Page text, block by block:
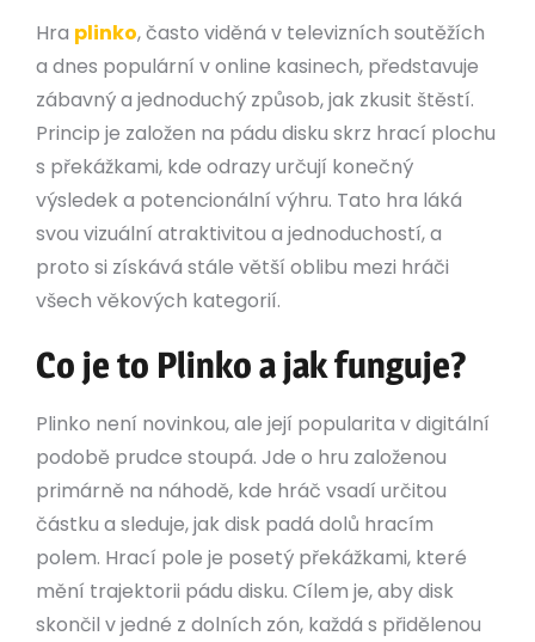
Hra plinko, často viděná v televizních soutěžích
a dnes populární v online kasinech, představuje
zábavný a jednoduchý způsob, jak zkusit štěstí.
Princip je založen na pádu disku skrz hrací plochu
s překážkami, kde odrazy určují konečný
výsledek a potencionální výhru. Tato hra láká
svou vizuální atraktivitou a jednoduchostí, a
proto si získává stále větší oblibu mezi hráči
všech věkových kategorií.
Co je to Plinko a jak funguje?
Plinko není novinkou, ale její popularita v digitální
podobě prudce stoupá. Jde o hru založenou
primárně na náhodě, kde hráč vsadí určitou
částku a sleduje, jak disk padá dolů hracím
polem. Hrací pole je posetý překážkami, které
mění trajektorii pádu disku. Cílem je, aby disk
skončil v jedné z dolních zón, každá s přidělenou